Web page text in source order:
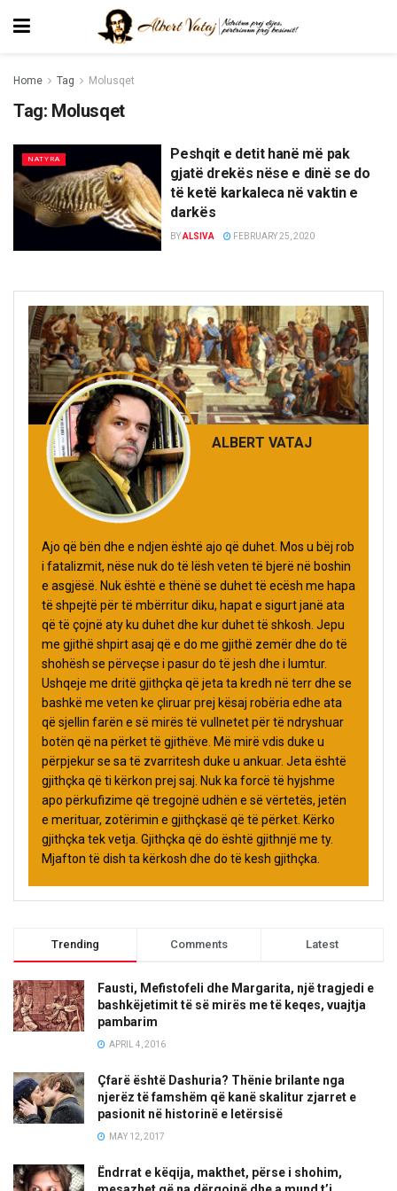
Home Tag Molusqet
Tag: Molusqet
NATYRA
Peshqit e detit hanë më pak
gjatë drekës nëse e dinë se do
të ketë karkaleca në vaktin e
darkës
BYALSIVA FEBRUARY 25, 2020
ALBERT VATAJ
Ajo që bën dhe e ndjen është ajo që duhet. Mos u bëj rob
i fatalizmit, nëse nuk do të lësh veten të bjerë në boshin
e asgjësë. Nuk është e thënë se duhet të ecësh me hapa
të shpejtë për të mbërritur diku, hapat e sigurt janë ata
që të çojnë aty ku duhet dhe kur duhet të shkosh. Jepu
me gjithë shpirt asaj që e do me gjithë zemër dhe do të
shohësh se përveçse i pasur do të jesh dhe i lumtur.
Ushqeje me dritë gjithçka që jeta ta kredh në terr dhe se
bashkë me veten ke çliruar prej kësaj robëria edhe ata
që sjellin farën e së mirës të vullnetet për të ndryshuar
botën që na përket të gjithëve. Më mirë vdis duke u
përpjekur se sa të zvarritesh duke u ankuar. Jeta është
gjithçka që ti kërkon prej saj. Nuk ka forcë të hyjshme
apo përkufizime që tregojnë udhën e së vërtetës, jetën
e merituar, zotërimin e gjithçkasë që të përket. Kërko
gjithçka tek vetja. Gjithçka që do është gjithnjë me ty.
Mjafton të dish ta kërkosh dhe do të kesh gjithçka.
Trending Comments Latest
Fausti, Mefistofeli dhe Margarita, një tragjedi e
bashkëjetimit të së mirës me të keqes, vuajtja
pambarim
APRIL 4, 2016
Çfarë është Dashuria? Thënie brilante nga
njerëz të famshëm që kanë skalitur zjarret e
pasionit në historinë e letërsisë
MAY 12, 2017
Ëndrrat e këqija, makthet, përse i shohim,